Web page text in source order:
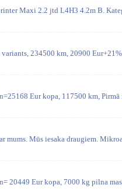
Maxi 2.2 jtd L4H3 4.2m B.
234500 km, 20900
Eur kopa, 117500 km,
mums. Mūs iesaka draugiem.
20449 Eur kopa, 7000 kg pilna